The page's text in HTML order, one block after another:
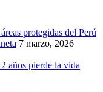
protegidas del Perú
7 marzo, 2026
años pierde la vida